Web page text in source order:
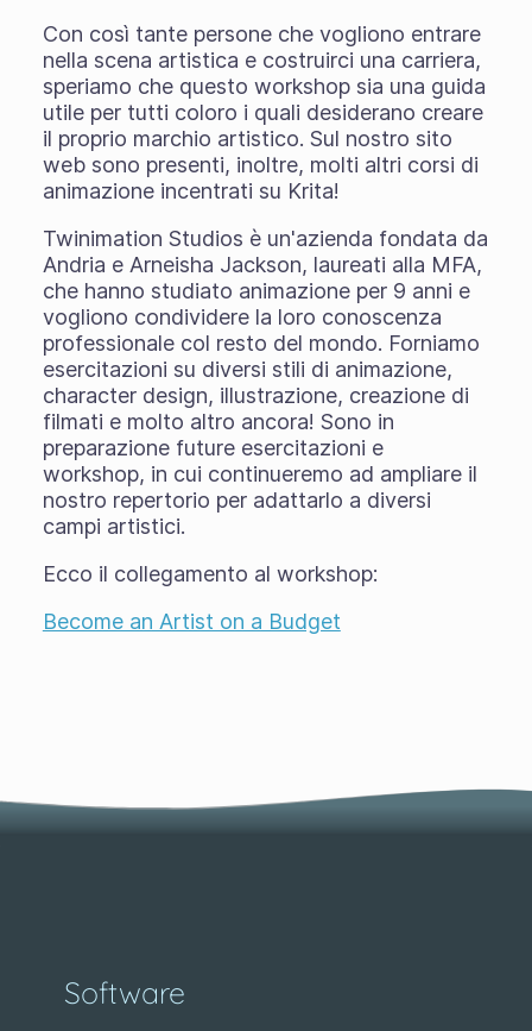
Con così tante persone che vogliono entrare
nella scena artistica e costruirci una carriera,
speriamo che questo workshop sia una guida
utile per tutti coloro i quali desiderano creare
il proprio marchio artistico. Sul nostro sito
web sono presenti, inoltre, molti altri corsi di
animazione incentrati su Krita!
Twinimation Studios è un'azienda fondata da
Andria e Arneisha Jackson, laureati alla MFA,
che hanno studiato animazione per 9 anni e
vogliono condividere la loro conoscenza
professionale col resto del mondo. Forniamo
esercitazioni su diversi stili di animazione,
character design, illustrazione, creazione di
filmati e molto altro ancora! Sono in
preparazione future esercitazioni e
workshop, in cui continueremo ad ampliare il
nostro repertorio per adattarlo a diversi
campi artistici.
Ecco il collegamento al workshop:
Become an Artist on a Budget
Software